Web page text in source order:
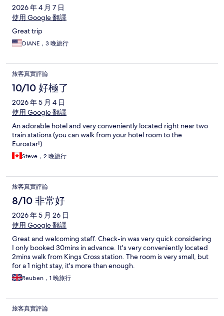
2026 年 4 月 7 日
使用 Google 翻譯
Great trip
DIANE，3 晚旅行
旅客真實評論
10/10 好極了
2026 年 5 月 4 日
使用 Google 翻譯
An adorable hotel and very conveniently located right near two
train stations (you can walk from your hotel room to the
Eurostar!)
Steve，2 晚旅行
旅客真實評論
8/10 非常好
2026 年 5 月 26 日
使用 Google 翻譯
Great and welcoming staff. Check-in was very quick considering
I only booked 30mins in advance. It's very conveniently located
2mins walk from Kings Cross station. The room is very small, but
for a 1 night stay, it's more than enough.
Reuben，1 晚旅行
旅客真實評論